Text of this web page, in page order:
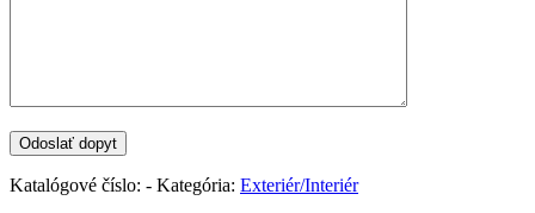
Katalógové číslo: - Kategória: Exteriér/Interiér